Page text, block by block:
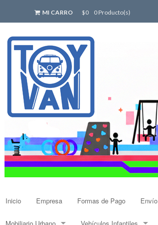
MI CARRO $0 0 Producto(s)
Inicio Empresa Formas de Pago